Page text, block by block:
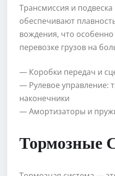
Трансмиссия и подвеска
обеспечивают
вождения, что
перевозке грузов на
— Коробки передач и
— Рулевое управление:
наконечники
— Амортизаторы и
Тормозные